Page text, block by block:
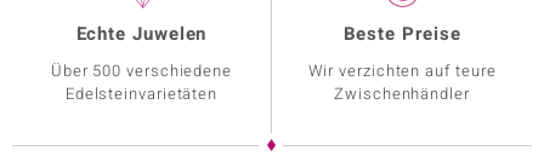
Echte Juwelen
Über 500 verschiedene
Edelsteinvarietäten
Beste Preise
Wir verzichten auf teure
Zwischenhändler